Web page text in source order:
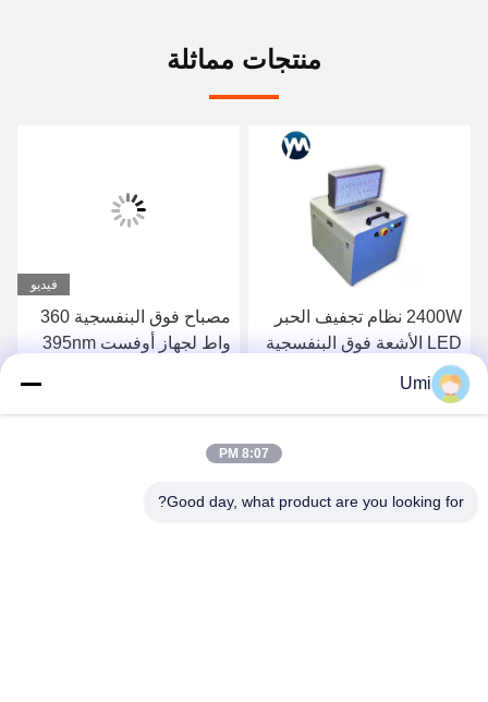
منتجات مماثلة
2400W نظام تجفيف الحبر
LED الأشعة فوق البنفسجية
مصباح تبريد المياه
احصل على افضل سعر
فيديو
مصباح فوق البنفسجية 360
واط لجهاز أوفست 395nm
احصل على افضل سعر
Umi
8:07 PM
Good day, what product are you looking for?